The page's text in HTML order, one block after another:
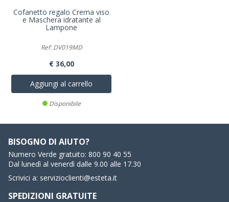
Cofanetto regalo Crema viso
e Maschera idratante al
Lampone
Ref: DV019MD
€ 36,00
Aggiungi al carrello
Disponibile
BISOGNO DI AIUTO?
Numero Verde gratuito: 800 90 40 55
Dal lunedì al venerdì dalle 9.00 alle 17.30
Scrivici a: servizioclienti@esteta.it
SPEDIZIONI GRATUITE